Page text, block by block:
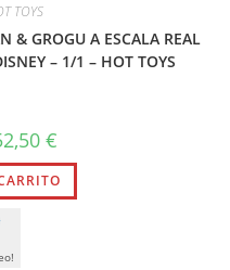
TOYS
& GROGU A ESCALA REAL
– 1/1 – HOT TOYS
€.
€
actual
es:
252,50 €.